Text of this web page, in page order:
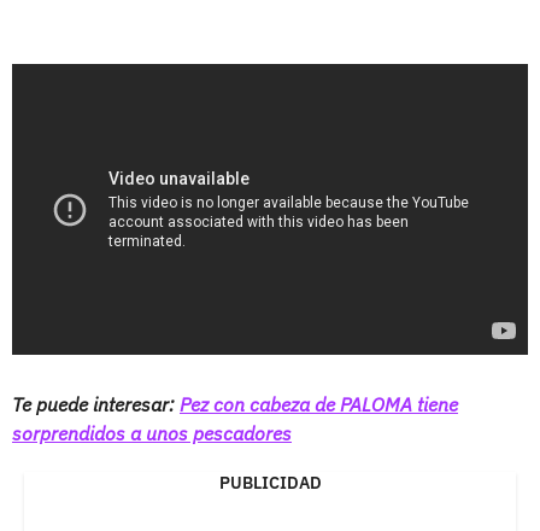
Te puede interesar: Pez con cabeza de PALOMA tiene
sorprendidos a unos pescadores
PUBLICIDAD